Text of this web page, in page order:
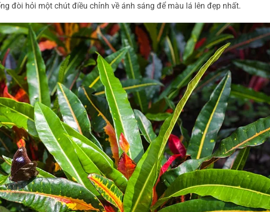
đòi hỏi một chút điều chỉnh về ánh sáng để màu lá lên đẹp nhất.